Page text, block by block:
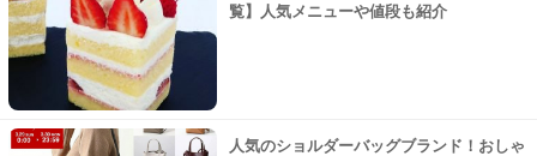
覧】人気メニューや値段も紹介
人気のショルダーバッグブランド！おしゃ